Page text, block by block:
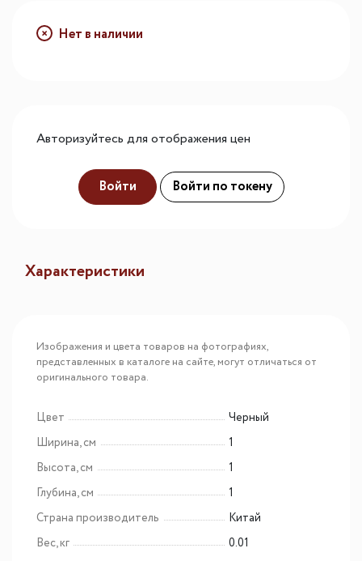
Нет в наличии
Авторизуйтесь для отображения цен
Войти Войти по токену
Характеристики
Изображения и цвета товаров на фотографиях,
представленных в каталоге на сайте, могут отличаться от
оригинального товара.
Цвет
Черный
Ширина, см
1
Высота, см
1
Глубина, см
1
Страна производитель
Китай
Вес, кг
0.01